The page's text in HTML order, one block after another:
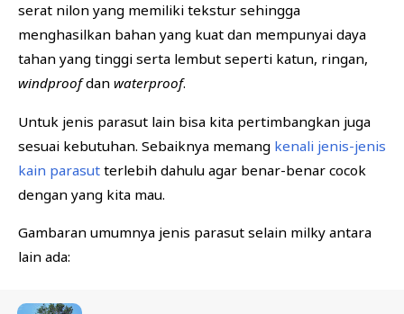
serat nilon yang memiliki tekstur sehingga
menghasilkan bahan yang kuat dan mempunyai daya
tahan yang tinggi serta lembut seperti katun, ringan,
windproofdan waterproof.
Untuk jenis parasut lain bisa kita pertimbangkan juga
sesuai kebutuhan. Sebaiknya memang kenali jenis-jenis
kain parasutterlebih dahulu agar benar-benar cocok
dengan yang kita mau.
Gambaran umumnya jenis parasut selain milky antara
lain ada: